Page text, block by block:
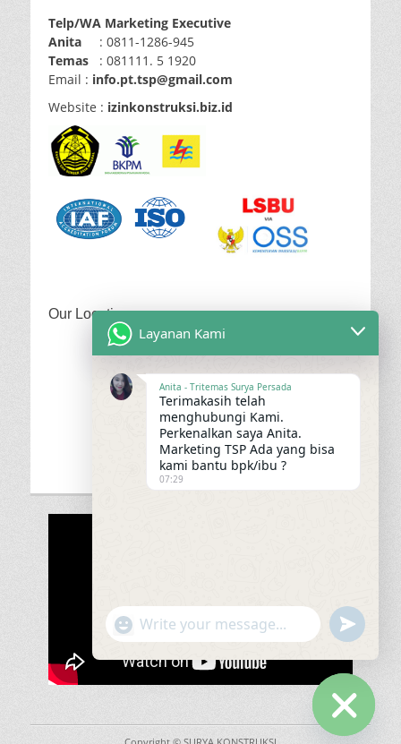
Telp/WA Marketing Executive
Anita : 0811-1286-945
Temas : 081111. 5 1920
Email : info.pt.tsp@gmail.com
Website : izinkonstruksi.biz.id
Our Location
Layanan Kami
Anita - Tritemas Surya Persada
Terimakasih telah
menghubungi Kami.
Perkenalkan saya Anita.
Marketing TSP Ada yang bisa
kami bantu bpk/ibu ?
07:29
"+chaty_settings.lang.emoji_picker+"
WhatsApp
undefined